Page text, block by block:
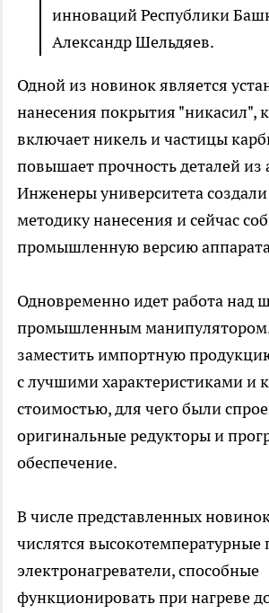
инноваций Республики
Александр Шельдяев.
Одной из новинок является
нанесения покрытия "никасил",
включает никель и частицы
повышает прочность деталей
Инженеры университета
методику нанесения и сейчас
промышленную версию
Одновременно идет работа над
промышленным манипулятором.
заместить импортную
с лучшими характеристиками и
стоимостью, для чего были
оригинальные редукторы и
обеспечение.
В числе представленных
числятся высокотемпературные
электронагреватели, способные
функционировать при нагреве